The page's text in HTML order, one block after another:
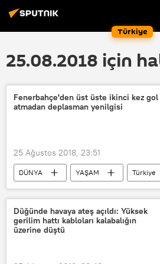
Türkiye
25.08.2018 için
Fenerbahçe'den üst üste ikinci kez gol
atmadan deplasman yenilgisi
25 Ağustos 2018, 23:51
DÜNYA YAŞAM
Türkiye
SPOR
Haberler
TÜRKİYE
İzmir
İstanbul
Halil
Giuliano Victor de Paula
Düğünde havaya ateş açıldı: Yüksek
gerilim hattı kabloları kalabalığın
üzerine düştü